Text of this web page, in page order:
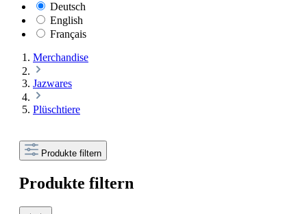
Deutsch
English
Français
Merchandise
Jazwares
Plüschtiere
Produkte filtern
Produkte filtern